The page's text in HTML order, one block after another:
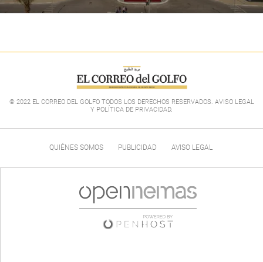
© 2022 EL CORREO DEL GOLFO TODOS LOS DERECHOS RESERVADOS. AVISO LEGAL
Y POLÍTICA DE PRIVACIDAD.
QUIÉNES SOMOS PUBLICIDAD AVISO LEGAL